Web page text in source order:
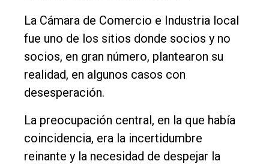
La Cámara de Comercio e Industria local
fue uno de los sitios donde socios y no
socios, en gran número, plantearon su
realidad, en algunos casos con
desesperación.
La preocupación central, en la que había
coincidencia, era la incertidumbre
reinante y la necesidad de despejar la